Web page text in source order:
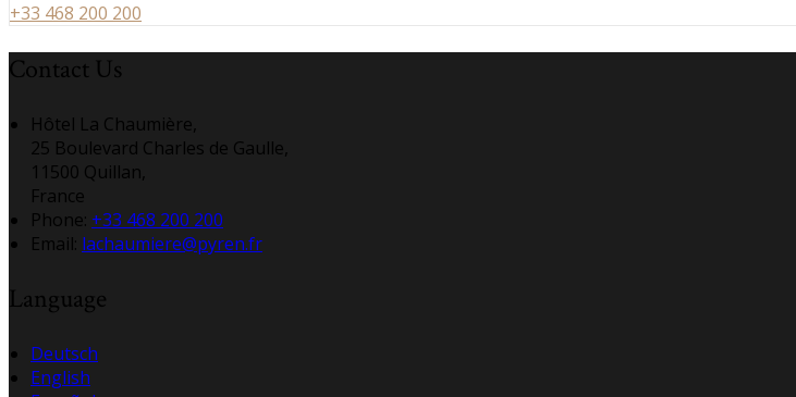
+33 468 200 200
Contact Us
Hôtel La Chaumière,
25 Boulevard Charles de Gaulle,
11500 Quillan,
France
Phone: +33 468 200 200
Email: lachaumiere@pyren.fr
Language
Deutsch
English